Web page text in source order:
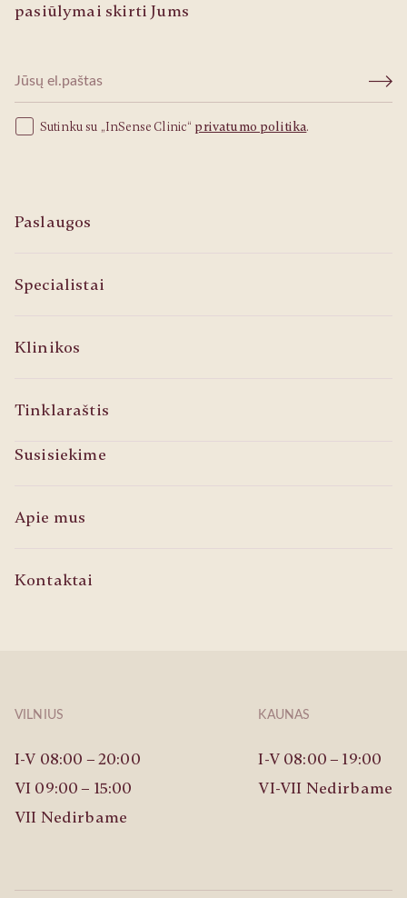
VILNIUS
I-V 08:00 – 20:00
VI 09:00 – 15:00
VII Nedirbame
KAUNAS
I-V 08:00 – 19:00
VI-VII Nedirbame
pasiūlymai skirti Jums
Sutinku su „InSense Clinic“ privatumo politika.
Paslaugos
Specialistai
Klinikos
Tinklaraštis
Susisiekime
Apie mus
Kontaktai